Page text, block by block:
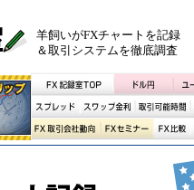
羊飼いがFXチャートを記録
＆取引システムを徹底調査